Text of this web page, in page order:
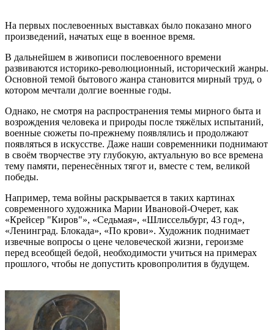
На первых послевоенных выставках было показано много
произведений, начатых еще в военное время.
В дальнейшем в живописи послевоенного времени
развиваются историко-революционный, исторический жанры.
Основной темой бытового жанра становится мирный труд, о
котором мечтали долгие военные годы.
Однако, не смотря на распространения темы мирного быта и
возрождения человека и природы после тяжёлых испытаний,
военные сюжеты по-прежнему появлялись и продолжают
появляться в искусстве. Даже наши современники поднимают
в своём творчестве эту глубокую, актуальную во все времена
тему памяти, перенесённых тягот и, вместе с тем, великой
победы.
Например, тема войны раскрывается в таких картинах
современного художника Марии Ивановой-Очерет, как
«Крейсер "Киров"», «Седьмая», «Шлиссельбург, 43 год»,
«Ленинград. Блокада», «По крови». Художник поднимает
извечные вопросы о цене человеческой жизни, героизме
перед всеобщей бедой, необходимости учиться на примерах
прошлого, чтобы не допустить кровопролития в будущем.